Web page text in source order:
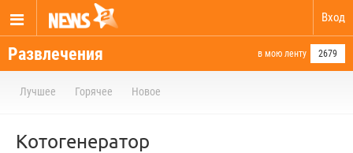
Вход
Развлечения в мою ленту 2679
Лучшее Горячее Новое
Котогенератор